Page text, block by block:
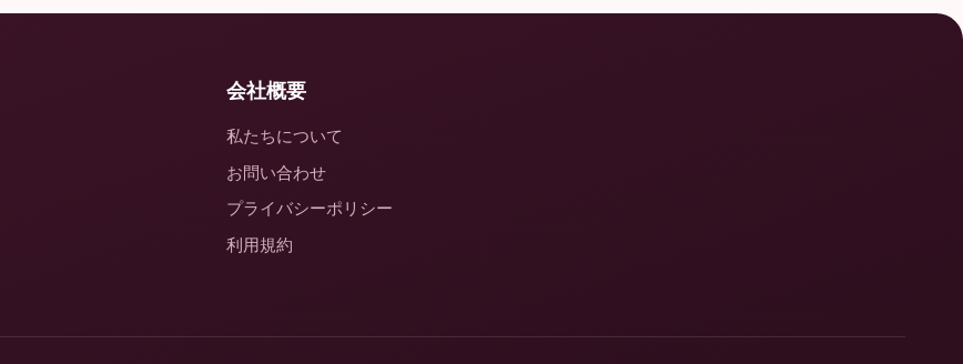
会社概要
私たちについて
お問い合わせ
プライバシーポリシー
利用規約